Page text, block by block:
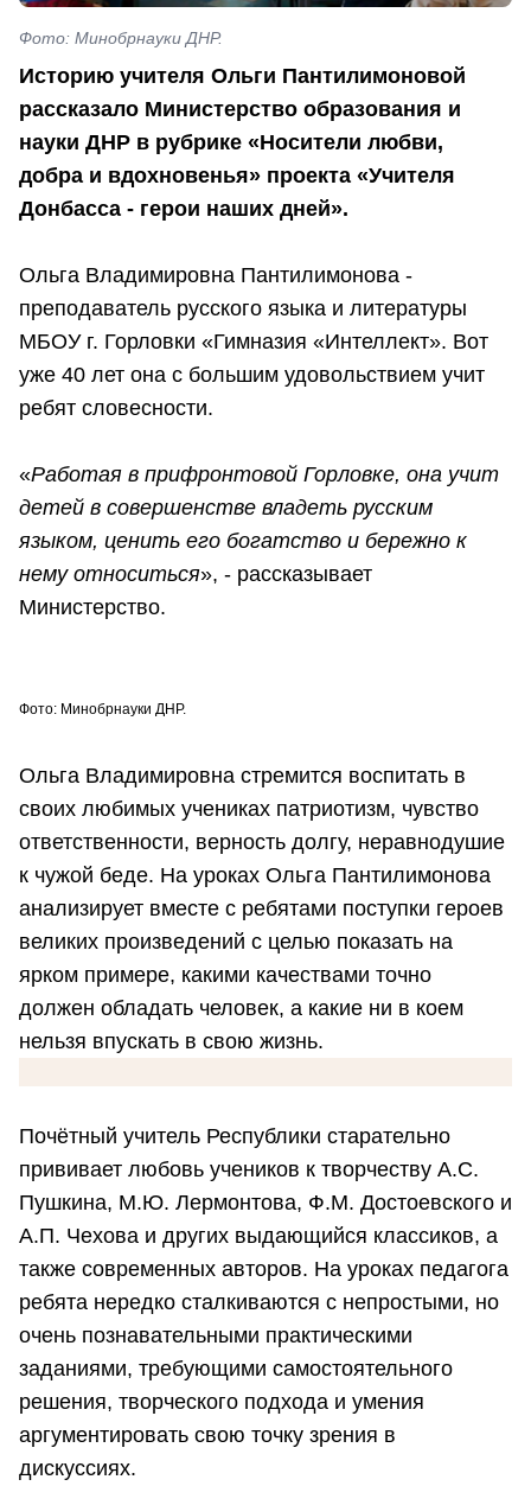
Фото: Минобрнауки ДНР.
Историю учителя Ольги Пантилимоновой
рассказало Министерство образования и
науки ДНР в рубрике «Носители любви,
добра и вдохновенья» проекта «Учителя
Донбасса - герои наших дней».
Ольга Владимировна Пантилимонова -
преподаватель русского языка и литературы
МБОУ г. Горловки «Гимназия «Интеллект». Вот
уже 40 лет она с большим удовольствием учит
ребят словесности.
«Работая в прифронтовой Горловке, она учит
детей в совершенстве владеть русским
языком, ценить его богатство и бережно к
нему относиться», - рассказывает
Министерство.
Фото: Минобрнауки ДНР.
Ольга Владимировна стремится воспитать в
своих любимых учениках патриотизм, чувство
ответственности, верность долгу, неравнодушие
к чужой беде. На уроках Ольга Пантилимонова
анализирует вместе с ребятами поступки героев
великих произведений с целью показать на
ярком примере, какими качествами точно
должен обладать человек, а какие ни в коем
нельзя впускать в свою жизнь.
Почётный учитель Республики старательно
прививает любовь учеников к творчеству А.С.
Пушкина, М.Ю. Лермонтова, Ф.М. Достоевского и
А.П. Чехова и других выдающийся классиков, а
также современных авторов. На уроках педагога
ребята нередко сталкиваются с непростыми, но
очень познавательными практическими
заданиями, требующими самостоятельного
решения, творческого подхода и умения
аргументировать свою точку зрения в
дискуссиях.